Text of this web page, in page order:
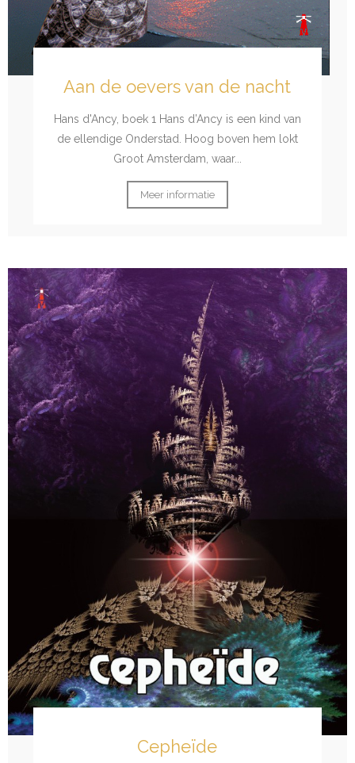
Aan de oevers van de nacht
Hans d'Ancy, boek 1 Hans d’Ancy is een kind van
de ellendige Onderstad. Hoog boven hem lokt
Groot Amsterdam, waar...
Meer informatie
Cepheïde